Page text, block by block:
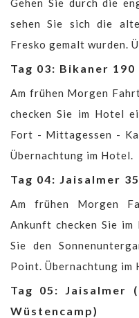
sehen Sie sich die
Fresko gemalt wurden.
Tag 03: Bikaner 190
Am frühen Morgen
checken Sie im Hotel
Fort - Mittagessen -
Übernachtung im Hotel.
Tag 04: Jaisalmer
Am frühen Morgen
Ankunft checken Sie im
Sie den
Point. Übernachtung im
Tag 05: Jaisalmer
Wüstencamp)